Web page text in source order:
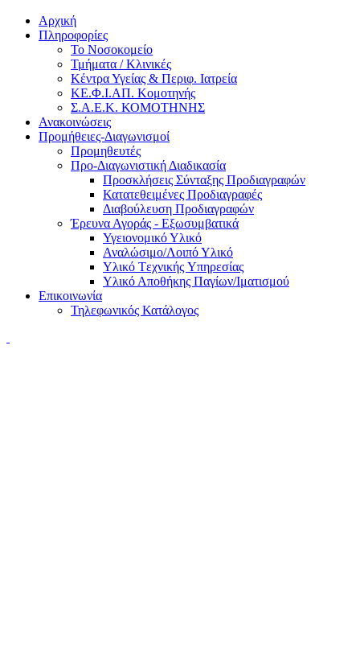
Αρχική
Πληροφορίες
Το Νοσοκομείο
Τμήματα / Κλινικές
Κέντρα Υγείας & Περιφ. Ιατρεία
ΚΕ.Φ.Ι.ΑΠ. Κομοτηνής
Σ.Α.Ε.Κ. ΚΟΜΟΤΗΝΗΣ
Ανακοινώσεις
Προμήθειες-Διαγωνισμοί
Προμηθευτές
Προ-Διαγωνιστική Διαδικασία
Προσκλήσεις Σύνταξης Προδιαγραφών
Κατατεθειμένες Προδιαγραφές
Διαβούλευση Προδιαγραφών
Έρευνα Αγοράς - Εξωσυμβατικά
Υγειονομικό Υλικό
Αναλώσιμο/Λοιπό Υλικό
Υλικό Tεχνικής Yπηρεσίας
Υλικό Αποθήκης Παγίων/Ιματισμού
Επικοινωνία
Τηλεφωνικός Κατάλογος